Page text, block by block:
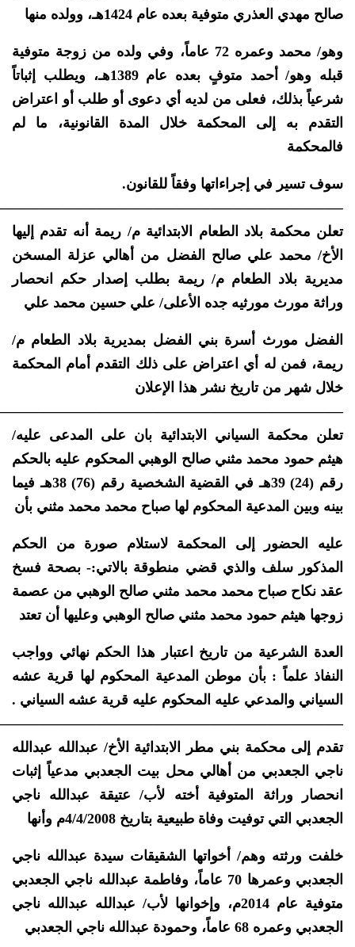
صالح مهدي العذري متوفية بعده عام 1424هـ، وولده منها
وهو/ محمد وعمره 72 عاماً، وفي ولده من زوجة متوفية
قبله وهو/ أحمد متوفٍ بعده عام 1389هـ، ويطلب إثباتاً
شرعياً بذلك، فعلى من لديه أي دعوى أو طلب أو اعتراض
التقدم به إلى المحكمة خلال المدة القانونية، ما لم
فالمحكمة
سوف تسير في إجراءاتها وفقاً للقانون.
تعلن محكمة بلاد الطعام الابتدائية م/ ريمة أنه تقدم إليها
الأخ/ محمد علي صالح الفضل من أهالي عزلة المسخن
مديرية بلاد الطعام م/ ريمة بطلب إصدار حكم انحصار
وراثة مورث مورثيه جده الأعلى/ علي حسين محمد علي
الفضل مورث أسرة بني الفضل بمديرية بلاد الطعام م/
ريمة، فمن له أي اعتراض على ذلك التقدم أمام المحكمة
خلال شهر من تاريخ نشر هذا الإعلان
تعلن محكمة السياني الابتدائية بان على المدعى عليه/
هيثم حمود محمد مثني صالح الوهبي المحكوم عليه بالحكم
رقم (24) 39هـ في القضية الشخصية رقم (76) 38هـ فيما
بينه وبين المدعية المحكوم لها صباح محمد محمد مثني بأن
عليه الحضور إلى المحكمة لاستلام صورة من الحكم
المذكور سلف والذي قضي منطوقة بالاتي:- بصحة فسخ
عقد نكاح صباح محمد محمد مثني صالح الوهبي من عصمة
زوجها هيثم حمود محمد مثني صالح الوهبي وعليها أن تعتد
العدة الشرعية من تاريخ اعتبار هذا الحكم نهائي وواجب
النفاذ علماً : بأن موطن المدعية المحكوم لها قرية عشه
السياني والمدعي عليه المحكوم عليه قرية عشه السياني .
تقدم إلى محكمة بني مطر الابتدائية الأخ/ عبدالله عبدالله
ناجي الجعدبي من أهالي محل بيت الجعدبي مدعياً إثبات
انحصار وراثة المتوفية أخته لأب/ عتيقة عبدالله ناجي
الجعدبي التي توفيت وفاة طبيعية بتاريخ 4/4/2008م وأنها
خلفت ورثته وهم/ أخواتها الشقيقات سيدة عبدالله ناجي
الجعدبي وعمرها 70 عاماً، وفاطمة عبدالله ناجي الجعدبي
متوفية عام 2014م، وإخوانها لأب/ عبدالله عبدالله ناجي
الجعدبي وعمره 68 عاماً، وحمودة عبدالله ناجي الجعدبي